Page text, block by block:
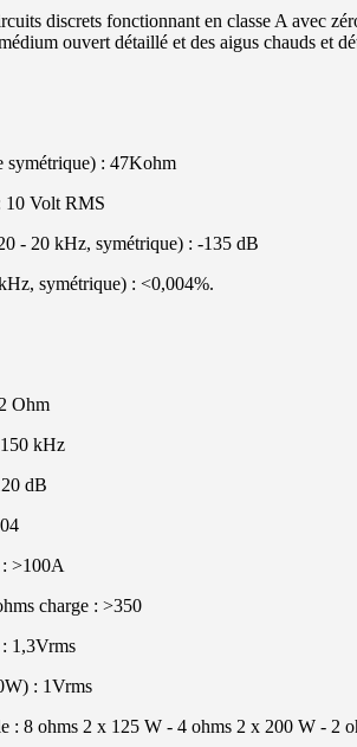
discrets fonctionnant en classe A avec
ouvert détaillé et des aigus chauds
symétrique) : 47Kohm
10 Volt RMS
- 20 kHz, symétrique) : -135 dB
symétrique) : <0,004%.
Ohm
150 kHz
dB
: >100A
charge : >350
: 1,3Vrms
: 1Vrms
: 8 ohms 2 x 125 W - 4 ohms 2 x 200 W - 2